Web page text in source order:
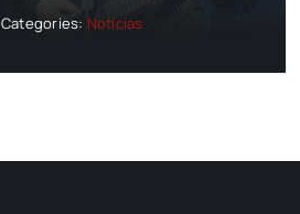
Categories: Noticias